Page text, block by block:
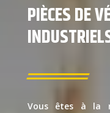
PIÈCES DE
Vous êtes à la